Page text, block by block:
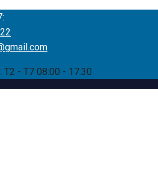
T2 - T7 08:00 - 17:30